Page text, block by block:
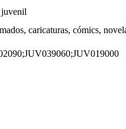
caricaturas, cómics,